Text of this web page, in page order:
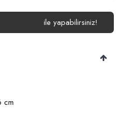
ile yapabilirsiniz!
cm